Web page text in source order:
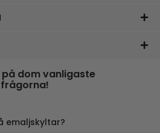
dom vanligaste
frågorna!
emaljskyltar?